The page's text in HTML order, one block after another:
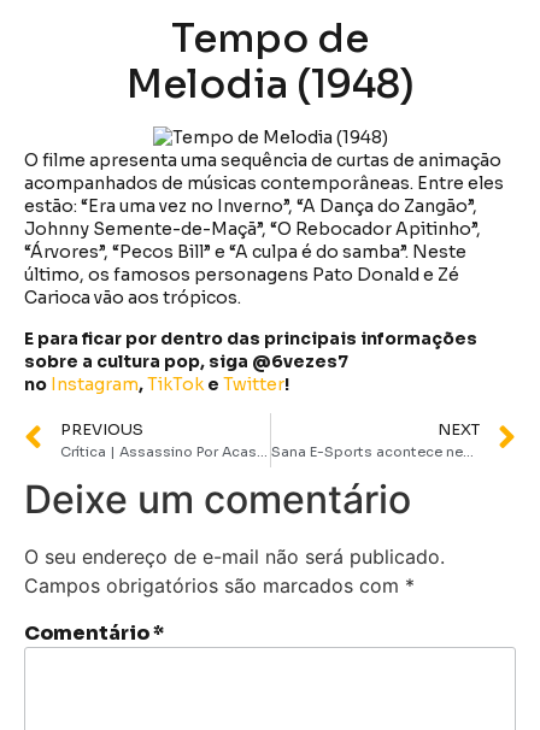
Tempo de
Melodia (1948)
O filme apresenta uma sequência de curtas de animação
acompanhados de músicas contemporâneas. Entre eles
estão: “Era uma vez no Inverno”, “A Dança do Zangão”,
Johnny Semente-de-Maçã”, “O Rebocador Apitinho”,
“Árvores”, “Pecos Bill” e “A culpa é do samba”. Neste
último, os famosos personagens Pato Donald e Zé
Carioca vão aos trópicos.
E para ficar por dentro das principais informações
sobre a cultura pop, siga @6vezes7
no Instagram,TikToke Twitter!
PREVIOUS
Crítica | Assassino Por Acaso faz rir e intriga até o último suspiro
NEXT
Sana E-Sports acontece neste fim de semana em Fortaleza
Deixe um comentário
O seu endereço de e-mail não será publicado.
Campos obrigatórios são marcados com *
Comentário*